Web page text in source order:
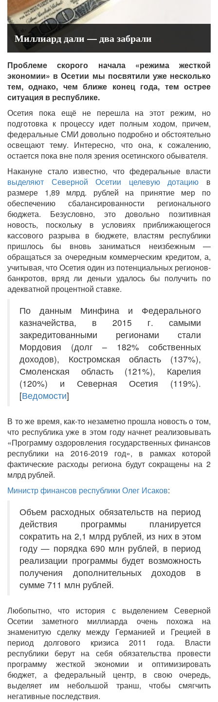
Миллиард дали — два забрали
Проблеме скорого начала «режима жесткой
экономии» в Осетии мы посвятили уже несколько
тем, однако, чем ближе конец года, тем острее
ситуация в республике.
Осетия пока ещё не перешла на этот режим, но
подготовка к процессу идет полным ходом, причем,
федеральные СМИ довольно подробно и обстоятельно
освещают тему. Интересно, что она, к сожалению,
остается пока вне поля зрения осетинского обывателя.
Накануне стало известно, что федеральные власти
выделяют Северной Осетии целевую дотацию в
размере 1,89 млрд. рублей на принятие мер по
обеспечению сбалансированности регионального
бюджета. Безусловно, это довольно позитивная
новость, поскольку в условиях приближающегося
кассового разрыва в бюджете, властям республики
пришлось бы вновь заниматься неизбежным —
обращаться за очередным коммерческим кредитом, а,
учитывая, что Осетия один из потенциальных регионов-
банкротов, вряд ли деньги удалось бы получить по
адекватной процентной ставке.
По данным Минфина и Федерального
казначейства, в 2015 г. самыми
закредитованными регионами стали
Мордовия (долг – 182% собственных
доходов), Костромская область (137%),
Смоленская область (121%), Карелия
(120%) и Северная Осетия (119%).
[Ведомости]
В то же время, как-то незаметно прошла новость о том,
что республика уже в этом году начнет реализовывать
«Программу оздоровления государственных финансов
республики на 2016-2019 год», в рамках которой
фактические расходы региона будут сокращены на 2
млрд рублей.
Министр финансов республики Олег Исаков:
Объем расходных обязательств на период
действия программы планируется
сократить на 2,1 млрд рублей, из них в этом
году — порядка 690 млн рублей, в период
реализации программы будет возможность
получения дополнительных доходов в
сумме 711 млн рублей.
Любопытно, что история с выделением Северной
Осетии заметного миллиарда очень похожа на
знаменитую сделку между Германией и Грецией в
период долгового кризиса 2011 года. Власти
республики берут на себя обязательства провести
программу жесткой экономии и оптимизировать
бюджет, а федеральный центр, в свою очередь,
выделяет им небольшой транш, чтобы смягчить
негативные последствия.